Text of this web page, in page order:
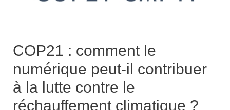
COP21 : comment le
numérique peut-il contribuer
à la lutte contre le
réchauffement climatique ?